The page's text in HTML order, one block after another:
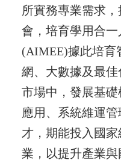
所實務專業需求
會，培育學用合
(AIMEE)據此培育
網、大數據及最
市場中，發展基
應用、系統維運
才，期能投入國
業，以提升產業